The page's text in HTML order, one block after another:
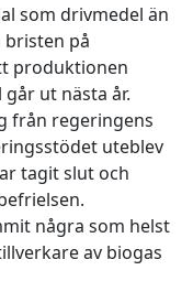
som drivmedel än
på
produktionen
ut nästa år.
från regeringens
uteblev
tagit slut och
några som helst
av biogas